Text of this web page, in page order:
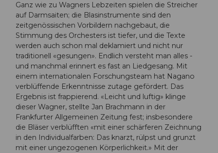
Ganz wie zu Wagners Lebzeiten spielen die Streicher
auf Darmsaiten; die Blasinstrumente sind den
zeitgenössischen Vorbildern nachgebaut, die
Stimmung des Orchesters ist tiefer, und die Texte
werden auch schon mal deklamiert und nicht nur
traditionell «gesungen». Endlich versteht man alles -
und manchmal erinnert es fast an Liedgesang. Mit
einem internationalen Forschungsteam hat Nagano
verblüffende Erkenntnisse zutage gefördert. Das
Ergebnis ist frappierend. «Leicht und luftig» klinge
dieser Wagner, stellte Jan Brachmann in der
Frankfurter Allgemeinen Zeitung fest; insbesondere
die Bläser verblüfften «mit einer schärferen Zeichnung
in den Individualfarben: Das knarzt, rülpst und grunzt
mit einer ungezogenen Körperlichkeit.» Mit der